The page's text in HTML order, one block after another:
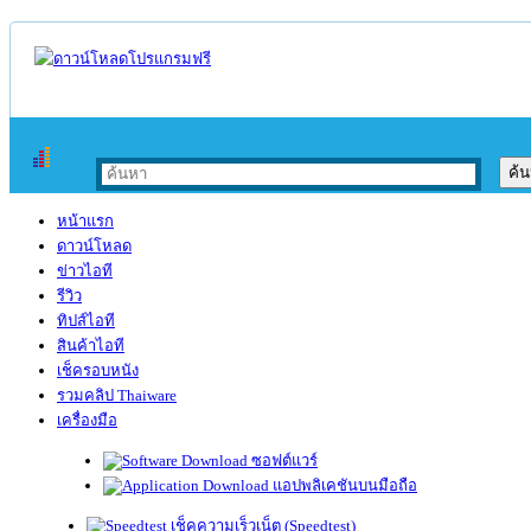
หน้าแรก
ดาวน์โหลด
ข่าวไอที
รีวิว
ทิปส์ไอที
สินค้าไอที
เช็ครอบหนัง
รวมคลิป Thaiware
เครื่องมือ
ซอฟต์แวร์
แอปพลิเคชันบนมือถือ
เช็คความเร็วเน็ต (Speedtest)